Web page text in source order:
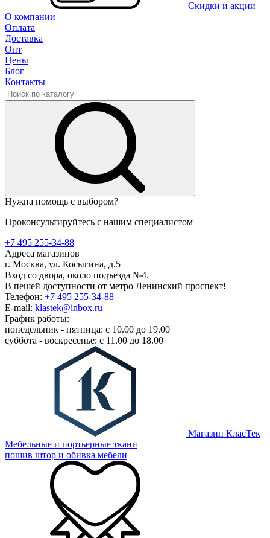
Скидки и акции
О компании
Оплата
Доставка
Опт
Цены
Блог
Контакты
Нужна помощь с выбором?
Проконсультируйтесь с нашим специалистом
+7 495 255-34-88
Адреса магазинов
г. Москва, ул. Косыгина, д.5
Вход со двора, около подъезда №4.
В пешей доступности от метро Ленинский проспект!
Телефон: +7 495 255-34-88
E-mail: klastek@inbox.ru
График работы:
понедельник - пятница: с 10.00 до 19.00
суббота - воскресенье: с 11.00 до 18.00
Магазин КласТек
Мебельные и портьерные ткани
пошив штор и обивка мебели